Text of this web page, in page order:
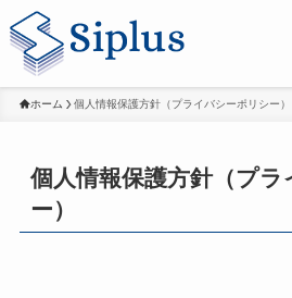
ホーム 個人情報保護方針（プライバシーポリシー）
個人情報保護方針（プ
ー）